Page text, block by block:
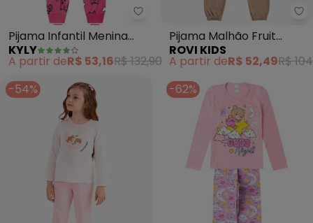
Kyly - Pijama Infantil Menina
Pijama Infantil Menina
Brilha no Escuro (Branco)
KYLY
A partir deR$ 53,16R$ 132,90
Pijama Malhão Fruit
(Marrom)
ROVI KIDS
A partir deR$ 52,49R$
-54%
-62%